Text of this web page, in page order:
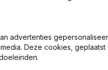
advertenties
Deze cookies,